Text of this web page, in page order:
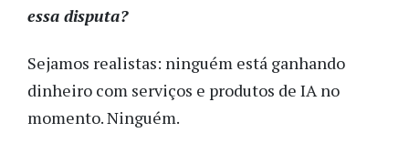
essa disputa?
Sejamos realistas: ninguém está ganhando
dinheiro com serviços e produtos de IA no
momento. Ninguém.